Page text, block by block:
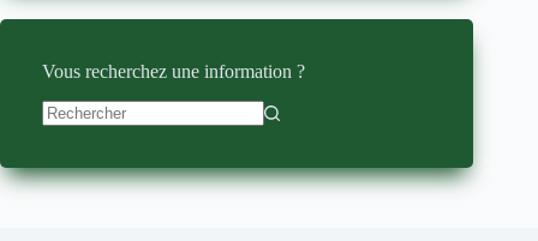
Vous recherchez une information ?